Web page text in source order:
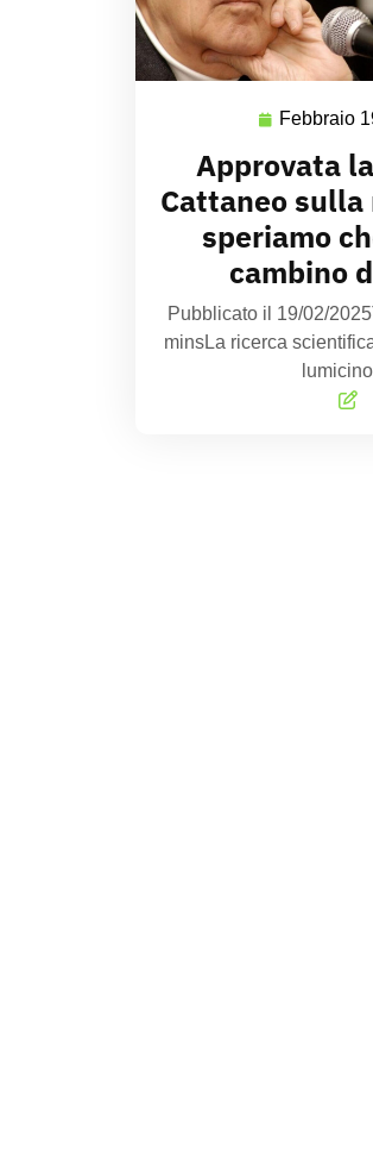
Febbraio
Approvata
Cattaneo sulla
speriamo
cambino
Pubblicato il 19/02/
minsLa ricerca